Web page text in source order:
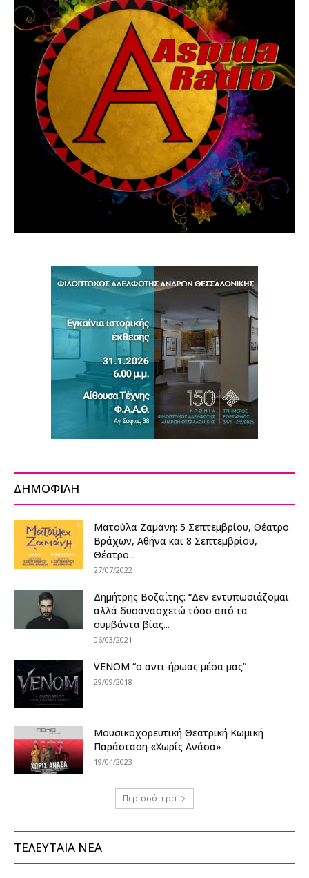
ΔΗΜΟΦΙΛΗ
Ματούλα Ζαμάνη: 5 Σεπτεμβρίου, Θέατρο
Βράχων, Αθήνα και 8 Σεπτεμβρίου,
Θέατρο...
27/07/2022
Δημήτρης Βοζαΐτης: “Δεν εντυπωσιάζομαι
αλλά δυσανασχετώ τόσο από τα
συμβάντα βίας...
06/03/2021
VENOM “ο αντι-ήρωας μέσα μας”
29/09/2018
Μουσικοχορευτική Θεατρική Κωμική
Παράσταση «Χωρίς Ανάσα»
19/04/2023
Περισσότερα
ΤΕΛΕΥΤΑΙΑ ΝΕΑ